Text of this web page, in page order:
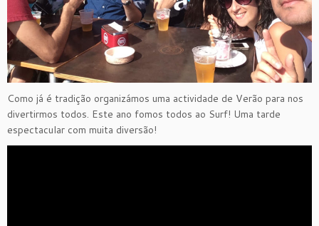
Como já é tradição organizámos uma actividade de Verão para nos
divertirmos todos. Este ano fomos todos ao Surf! Uma tarde
espectacular com muita diversão!